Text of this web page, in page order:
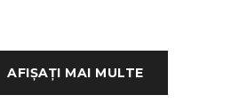
AFIȘAȚI MAI MULTE